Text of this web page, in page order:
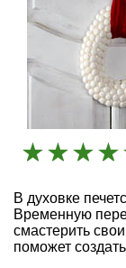
В духовке
Временную
смастерить
поможет